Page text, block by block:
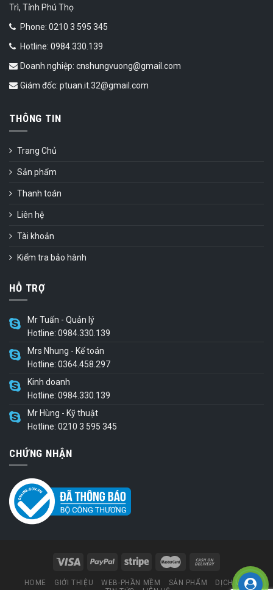
Trì, Tỉnh Phú Thọ
Phone: 0210 3 595 345
Hotline: 0984.330.139
Doanh nghiệp: cnshungvuong@gmail.com
Giám đốc: ptuan.it.32@gmail.com
THÔNG TIN
Trang Chủ
Sản phẩm
Thanh toán
Liên hệ
Tài khoản
Kiểm tra bảo hành
HỖ TRỢ
Mr Tuấn - Quản lý
Hotline: 0984.330.139
Mrs Nhung - Kế toán
Hotline: 0364.458.297
Kinh doanh
Hotline: 0984.330.139
Mr Hùng - Kỹ thuật
Hotline: 0210 3 595 345
CHỨNG NHẬN
HOME GIỚI THIỆU WEB-PHẦN MỀM SẢN PHẨM
DỊCH VỤ